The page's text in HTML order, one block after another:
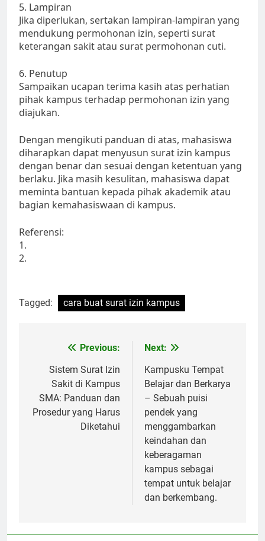
5. Lampiran
Jika diperlukan, sertakan lampiran-lampiran yang
mendukung permohonan izin, seperti surat
keterangan sakit atau surat permohonan cuti.
6. Penutup
Sampaikan ucapan terima kasih atas perhatian
pihak kampus terhadap permohonan izin yang
diajukan.
Dengan mengikuti panduan di atas, mahasiswa
diharapkan dapat menyusun surat izin kampus
dengan benar dan sesuai dengan ketentuan yang
berlaku. Jika masih kesulitan, mahasiswa dapat
meminta bantuan kepada pihak akademik atau
bagian kemahasiswaan di kampus.
Referensi:
1.
2.
Tagged: cara buat surat izin kampus
navigation
Previous:
Sistem Surat Izin
Sakit di Kampus
SMA: Panduan dan
Prosedur yang Harus
Diketahui
Next:
Kampusku Tempat
Belajar dan Berkarya
– Sebuah puisi
pendek yang
menggambarkan
keindahan dan
keberagaman
kampus sebagai
tempat untuk belajar
dan berkembang.